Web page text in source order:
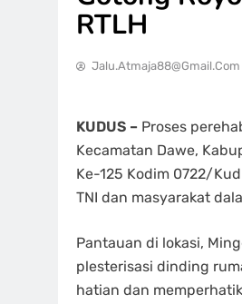
RTLH
Jalu.atmaja88@gmail.com
KUDUS – Proses
Kecamatan Dawe,
Ke-125 Kodim 0722/
TNI dan masyarakat
Pantauan di lokasi,
plesterisasi dinding
hatian dan